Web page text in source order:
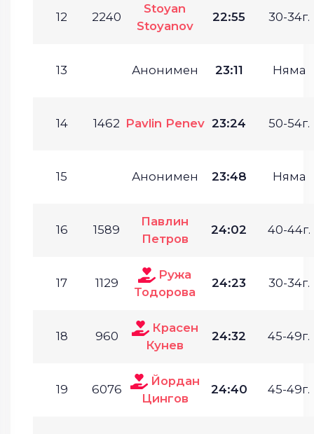
12 2240
Stoyan
Stoyanov
22:55 30-34г.
13 Анонимен 23:11 Няма
14 1462 Pavlin Penev 23:24 50-54г.
15 Анонимен 23:48 Няма
16 1589
Павлин
Петров
24:02 40-44г.
17 1129
Ружа
Тодорова
24:23 30-34г.
18 960
Красен
Кунев
24:32 45-49г.
19 6076
Йордан
Цингов
24:40 45-49г.